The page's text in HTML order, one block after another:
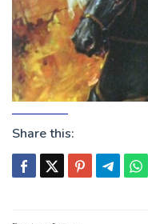
Share this: